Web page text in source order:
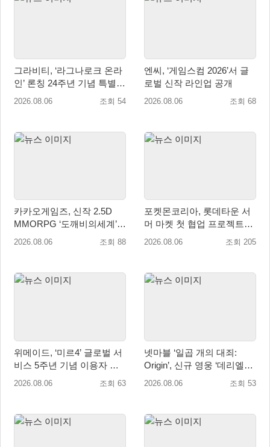
그라비티, ‘라그나로크 온라
인’ 론칭 24주년 기념 특별
감사 축제 실시!
2026.08.06 조회 54
엔씨, ‘게임스컴 2026’서 글
로벌 신작 라인업 공개
2026.08.06 조회 68
카카오게임즈, 신작 2.5D
MMORPG ‘도깨비의세계’
천만 배우 박지훈 광고 모델
2026.08.06 조회 88
포켓몬코리아, 롯데타운 서
머 마켓 첫 협업 프로젝트
‘포켓몬 별빛낙원’ 개최
2026.08.06 조회 205
위메이드, ‘미르4’ 글로벌 서
비스 5주년 기념 이용자 헌
정 영상 공개
2026.08.06 조회 63
넷마블 ‘일곱 개의 대죄:
Origin’, 신규 영웅 ‘데리엘리’
업데이트 실시
2026.08.06 조회 53